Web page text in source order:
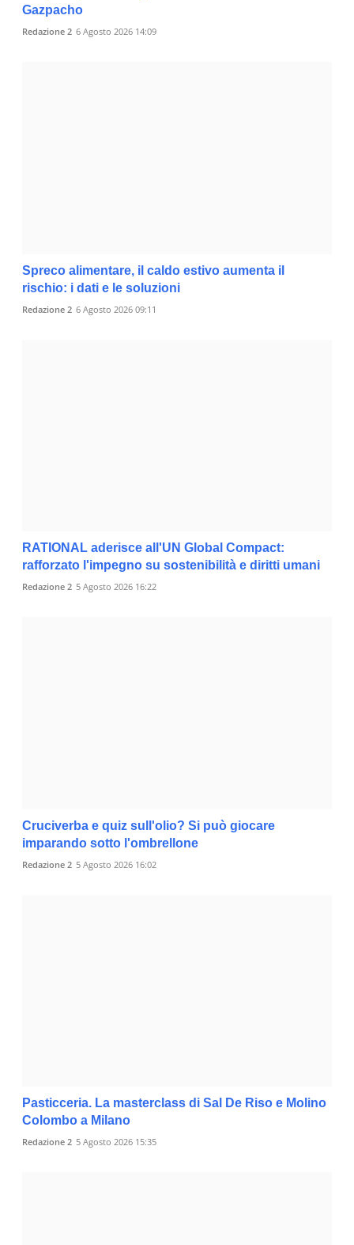
Gazpacho
Redazione 2 6 Agosto 2026 14:09
Spreco alimentare, il caldo estivo aumenta il
rischio: i dati e le soluzioni
Redazione 2 6 Agosto 2026 09:11
RATIONAL aderisce all'UN Global Compact:
rafforzato l'impegno su sostenibilità e diritti umani
Redazione 2 5 Agosto 2026 16:22
Cruciverba e quiz sull'olio? Si può giocare
imparando sotto l'ombrellone
Redazione 2 5 Agosto 2026 16:02
Pasticceria. La masterclass di Sal De Riso e Molino
Colombo a Milano
Redazione 2 5 Agosto 2026 15:35